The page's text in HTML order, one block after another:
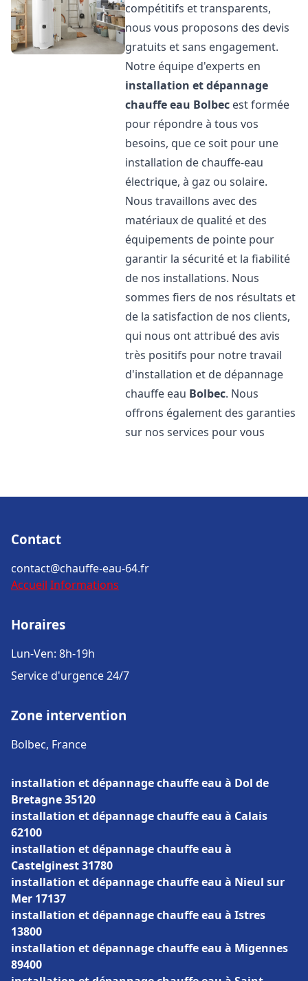
compétitifs et transparents,
nous vous proposons des devis
gratuits et sans engagement.
Notre équipe d'experts en
installation et dépannage
chauffe eau Bolbec est formée
pour répondre à tous vos
besoins, que ce soit pour une
installation de chauffe-eau
électrique, à gaz ou solaire.
Nous travaillons avec des
matériaux de qualité et des
équipements de pointe pour
garantir la sécurité et la fiabilité
de nos installations. Nous
sommes fiers de nos résultats et
de la satisfaction de nos clients,
qui nous ont attribué des avis
très positifs pour notre travail
d'installation et de dépannage
chauffe eau Bolbec. Nous
offrons également des garanties
sur nos services pour vous
Contact
contact@chauffe-eau-64.fr
Accueil Informations
Horaires
Lun-Ven: 8h-19h
Service d'urgence 24/7
Zone intervention
Bolbec, France
installation et dépannage chauffe eau à Dol de
Bretagne 35120
installation et dépannage chauffe eau à Calais
62100
installation et dépannage chauffe eau à
Castelginest 31780
installation et dépannage chauffe eau à Nieul sur
Mer 17137
installation et dépannage chauffe eau à Istres
13800
installation et dépannage chauffe eau à Migennes
89400